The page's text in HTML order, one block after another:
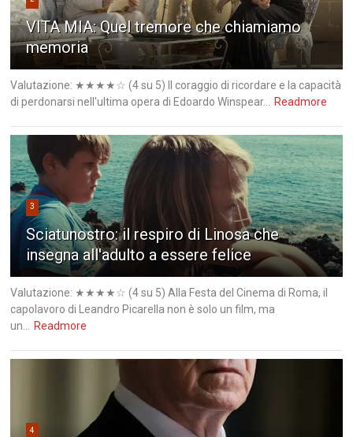
VITA MIA: Quel tremore che chiamiamo
memoria
Valutazione: ★★★★☆ (4 su 5) Il coraggio di ricordare e la capacità
di perdonarsi nell'ultima opera di Edoardo Winspear...
Readmore
3
Sciatunostro: il respiro di Linosa che
insegna all'adulto a essere felice
Valutazione: ★★★★☆ (4 su 5) Alla Festa del Cinema di Roma, il
capolavoro di Leandro Picarella non è solo un film, ma
un...
Readmore
4